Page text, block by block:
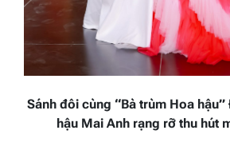
Sánh đôi cùng “Bà trùm Hoa hậu”
hậu Mai Anhrạng rỡ thu hút